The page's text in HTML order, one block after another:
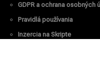
GDPR a ochrana osobných
Pravidlá používania
Inzercia na Skripte